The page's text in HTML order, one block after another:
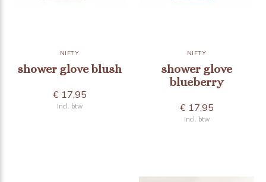
NIFTY
shower glove blush
€ 17,95
Incl. btw
NIFTY
shower glove
blueberry
€ 17,95
Incl. btw